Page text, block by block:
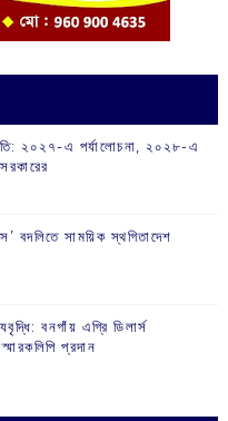
২০২৭-এ পর্যালোচনা, ২০২৮-এ
বদলিতে সাময়িক স্থগিতাদেশ
বনগাঁয় এগ্রি ডিলার্স
প্রদান